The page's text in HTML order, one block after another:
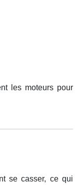
les moteurs pour
se casser, ce qui